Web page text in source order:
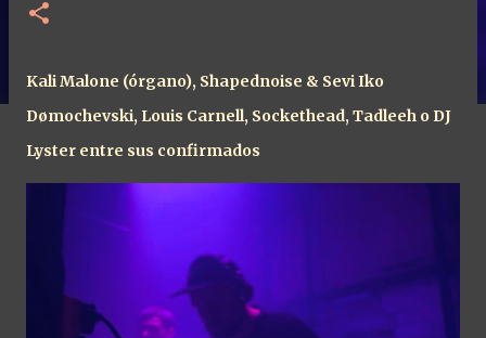
Kali Malone (órgano), Shapednoise & Sevi Iko
Dømochevski, Louis Carnell, Sockethead, Tadleeh o DJ
Lyster entre sus confirmados